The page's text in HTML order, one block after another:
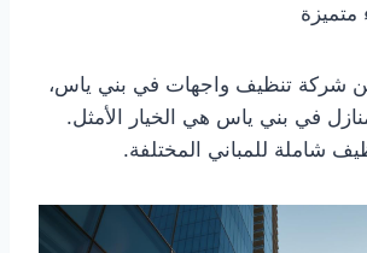
متميزة
شركة تنظيف واجهات في بني ياس،
في بني ياس هي الخيار الأمثل.
شاملة للمباني المختلفة.